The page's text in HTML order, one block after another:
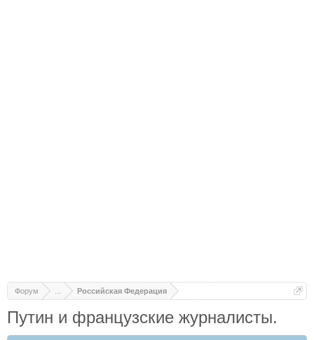
Форум Российская Федерация
Путин и французские журналисты.